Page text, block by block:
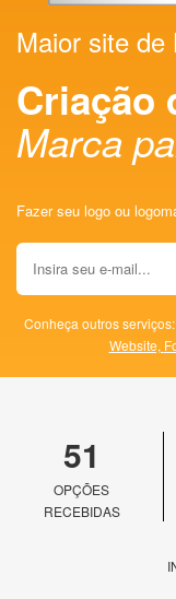
Maior site de
Criação
Marca
Fazer seu logo ou
Conheça outros serviços:
Website,
51
OPÇÕES
RECEBIDAS